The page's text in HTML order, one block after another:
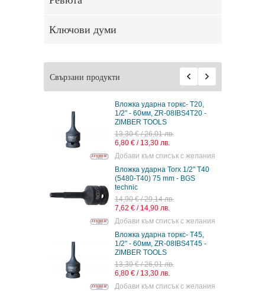
Ключови думи
Свързани продукти
Вложка ударна торкс- Т20,
1/2" - 60мм, ZR-08IBS4T20 -
ZIMBER TOOLS
13,30 € / 26,01 лв.
6,80 € / 13,30 лв.
Добави към списък с желания
Вложка ударна Torx 1/2" T40
(5480-T40) 75 mm - BGS
technic
14,90 € / 29,14 лв.
7,62 € / 14,90 лв.
Добави към списък с желания
Вложка ударна торкс- Т45,
1/2" - 60мм, ZR-08IBS4T45 -
ZIMBER TOOLS
13,30 € / 26,01 лв.
6,80 € / 13,30 лв.
Добави към списък с желания